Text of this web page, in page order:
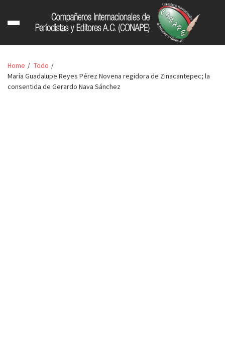
Home
Todo
María Guadalupe Reyes Pérez Novena regidora de Zinacantepec; la
consentida de Gerardo Nava Sánchez